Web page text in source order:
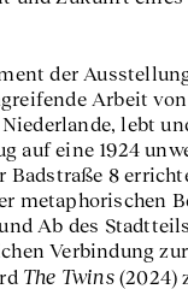
der
Arbeit von
lebt
auf eine 1924
Badstraße 8
metaphorischen
Ab des
Verbindung
The Twins(2024)